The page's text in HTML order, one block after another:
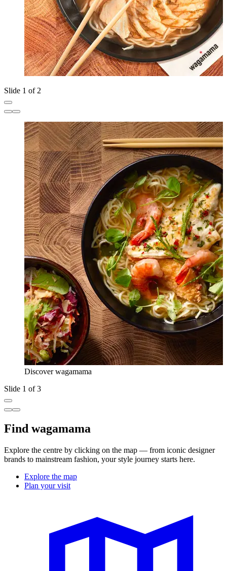
Slide 1 of 2
Discover wagamama
Slide 1 of 3
Find wagamama
Explore the centre by clicking on the map — from iconic designer
brands to mainstream fashion, your style journey starts here.
Explore the map
Plan your visit